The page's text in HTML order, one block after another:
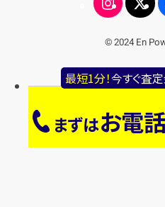
最短1分！今すぐ査
まずはお電話
© 2024 En